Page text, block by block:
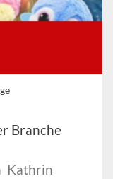
Branche
Kathrin